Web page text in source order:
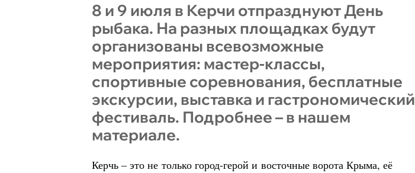
8 и 9 июля в Керчи отпразднуют День
рыбака. На разных площадках будут
организованы всевозможные
мероприятия: мастер-классы,
спортивные соревнования, бесплатные
экскурсии, выставка и гастрономический
фестиваль. Подробнее – в нашем
материале.
Керчь – это не только город-герой и восточные ворота Крыма, её